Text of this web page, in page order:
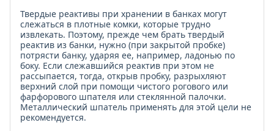
Твердые реактивы при хранении в банках могут
слежаться в плотные комки, которые трудно
извлекать. Поэтому, прежде чем брать твердый
реактив из банки, нужно (при закрытой пробке)
потрясти банку, ударяя ее, например, ладонью по
боку. Если слежавшийся реактив при этом не
рассыпается, тогда, открыв пробку, разрыхляют
верхний слой при помощи чистого рогового или
фарфорового шпателя или стеклянной палочки.
Металлический шпатель применять для этой цели не
рекомендуется.